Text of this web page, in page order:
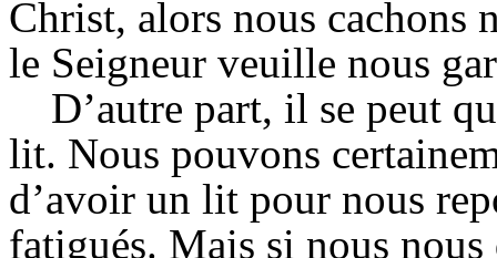
Christ, alors nous cachons
le Seigneur veuille nous
D’autre part, il se peut
lit. Nous pouvons
d’avoir un lit pour nous
fatigués. Mais si nous nous